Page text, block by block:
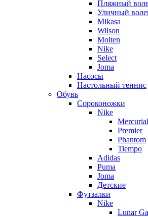
Пляжный
Уличный
Mikasa
Wilson
Molten
Nike
Select
Joma
Насосы
Настольный теннис
Обувь
Сороконожки
Nike
Mercurial
Premier
Phantom
Tiempo
Adidas
Puma
Joma
Детские
Футзалки
Nike
Lunar